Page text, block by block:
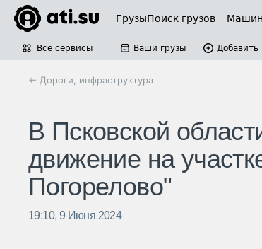
ГрузыПоиск грузов
Все сервисы Ваши грузы Добавить
← Дороги, инфраструктура
В Псковской
движение на
Погорелово"
19:10, 9 Июня 2024